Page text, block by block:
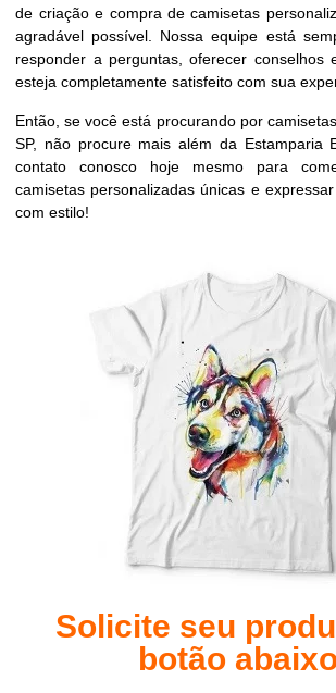
de criação e compra de camisetas
agradável possível. Nossa equipe está
responder a perguntas, oferecer conselhos
esteja completamente satisfeito com sua
Então, se você está procurando por
SP, não procure mais além da Estamparia
contato conosco hoje mesmo para
camisetas personalizadas únicas e
com estilo!
Solicite seu
botão